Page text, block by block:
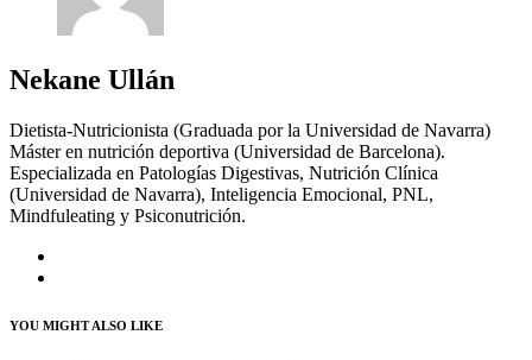
Nekane Ullán
Dietista-Nutricionista (Graduada por la Universidad de Navarra)
Máster en nutrición deportiva (Universidad de Barcelona).
Especializada en Patologías Digestivas, Nutrición Clínica
(Universidad de Navarra), Inteligencia Emocional, PNL,
Mindfuleating y Psiconutrición.
YOU MIGHT ALSO LIKE